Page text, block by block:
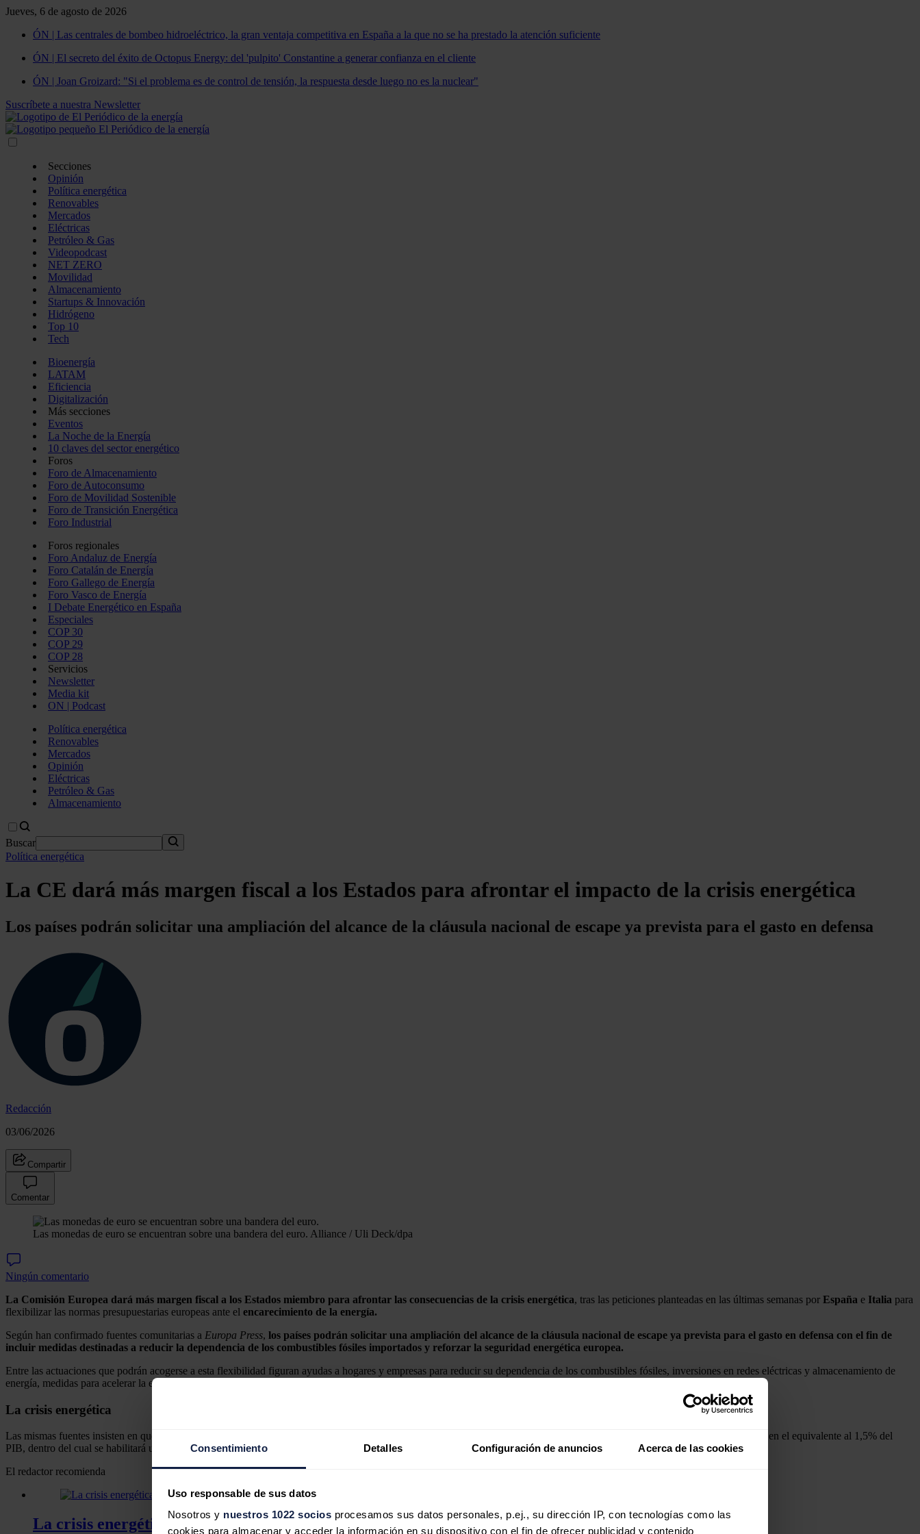
Consentimiento Detalles Configuración de anuncios Acerca de las cookies
Uso responsable de sus datos
Nosotros y nuestros 1022 socios procesamos sus datos personales, p.ej., su dirección IP, con tecnologías como las
cookies para almacenar y acceder la información en su dispositivo con el fin de ofrecer publicidad y contenido
Jueves, 6 de agosto de 2026
ÓN | Las centrales de bombeo hidroeléctrico, la gran ventaja competitiva en España a la que no se ha prestado la atención suficiente
ÓN | El secreto del éxito de Octopus Energy: del 'pulpito' Constantine a generar confianza en el cliente
ÓN | Joan Groizard: "Si el problema es de control de tensión, la respuesta desde luego no es la nuclear"
Suscríbete a nuestra Newsletter
Secciones
Opinión
Política energética
Renovables
Mercados
Eléctricas
Petróleo & Gas
Videopodcast
NET ZERO
Movilidad
Almacenamiento
Startups & Innovación
Hidrógeno
Top 10
Tech
Bioenergía
LATAM
Eficiencia
Digitalización
Más secciones
Eventos
La Noche de la Energía
10 claves del sector energético
Foros
Foro de Almacenamiento
Foro de Autoconsumo
Foro de Movilidad Sostenible
Foro de Transición Energética
Foro Industrial
Foros regionales
Foro Andaluz de Energía
Foro Catalán de Energía
Foro Gallego de Energía
Foro Vasco de Energía
I Debate Energético en España
Especiales
COP 30
COP 29
COP 28
Servicios
Newsletter
Media kit
ON | Podcast
Política energética
Renovables
Mercados
Opinión
Eléctricas
Petróleo & Gas
Almacenamiento
Buscar
Política energética
La CE dará más margen fiscal a los Estados para afrontar el impacto de la crisis energética
Los países podrán solicitar una ampliación del alcance de la cláusula nacional de escape ya prevista para el gasto en defensa
Redacción
03/06/2026
Compartir
Comentar
Las monedas de euro se encuentran sobre una bandera del euro. Alliance / Uli Deck/dpa
Ningún comentario
La Comisión Europea dará más margen fiscal a los Estados miembro para afrontar las consecuencias de la crisis energética, tras las peticiones planteadas en las últimas semanas por España e Italia para
flexibilizar las normas presupuestarias europeas ante el encarecimiento de la energía.
Según han confirmado fuentes comunitarias a Europa Press, los países podrán solicitar una ampliación del alcance de la cláusula nacional de escape ya prevista para el gasto en defensa con el fin de
incluir medidas destinadas a reducir la dependencia de los combustibles fósiles importados y reforzar la seguridad energética europea.
Entre las actuaciones que podrán acogerse a esta flexibilidad figuran ayudas a hogares y empresas para reducir su dependencia de los combustibles fósiles, inversiones en redes eléctricas y almacenamiento de
energía, medidas para acelerar la electrificación o actuaciones destinadas a mejorar la eficiencia energética y ampliar la capacidad de generación de energías limpias.
La crisis energética
Las mismas fuentes insisten en que la medida no alterará las salvaguardas previstas para garantizar la sostenibilidad fiscal ni el límite máximo de flexibilidad ya autorizado, fijado en el equivalente al 1,5% del
PIB, dentro del cual se habilitará un margen específico de hasta el 0,3% del PIB anual para medidas relacionadas con la energía durante 2026 y 2027.
El redactor recomienda
La crisis energética impulsa la integración vertical en el sector energético europeo